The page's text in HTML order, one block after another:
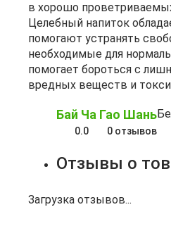
в хорошо
Целебный напиток
помогают устранять
необходимые для
помогает бороться с
вредных веществ и
Бай Ча Гао Шань
0.0 0 отзывов
Отзывы о
Загрузка отзывов...